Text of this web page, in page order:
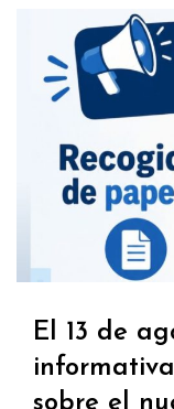
El 13 de